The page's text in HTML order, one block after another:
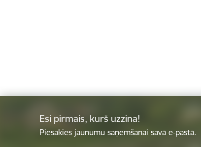
Esi pirmais, kurš uzzina!
Piesakies jaunumu saņemšanai savā e-pastā.